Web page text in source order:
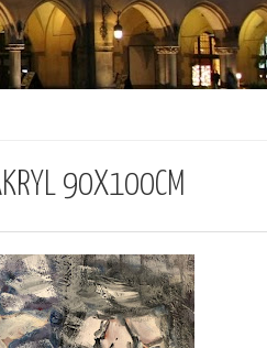
90X100CM